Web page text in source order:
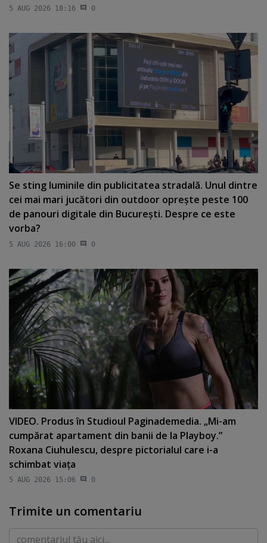
5 AUG 2026 18:16 0
Se sting luminile din publicitatea stradală. Unul dintre
cei mai mari jucători din outdoor opreşte peste 100
de panouri digitale din Bucureşti. Despre ce este
vorba?
5 AUG 2026 16:00 0
VIDEO. Produs în Studioul Paginademedia. „Mi-am
cumpărat apartament din banii de la Playboy.”
Roxana Ciuhulescu, despre pictorialul care i-a
schimbat viaţa
5 AUG 2026 15:06 0
Trimite un comentariu
Comentariu